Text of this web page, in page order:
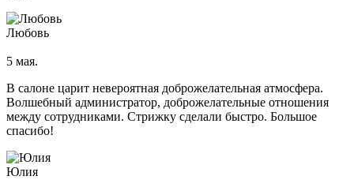
Атравматическая чистка лица
Любовь
5 мая.
В салоне царит невероятная доброжелательная атмосфера.
Волшебный администратор, доброжелательные отношения
между сотрудниками. Стрижку сделали быстро. Большое
спасибо!
Юлия